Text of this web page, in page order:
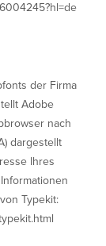
der Firma
Adobe
nach
dargestellt
Ihres
Typekit: